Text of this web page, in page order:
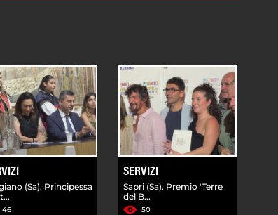
(Sa). Principessa
46
SERVIZI
Sapri (Sa). Premio 'Terre
del B...
50